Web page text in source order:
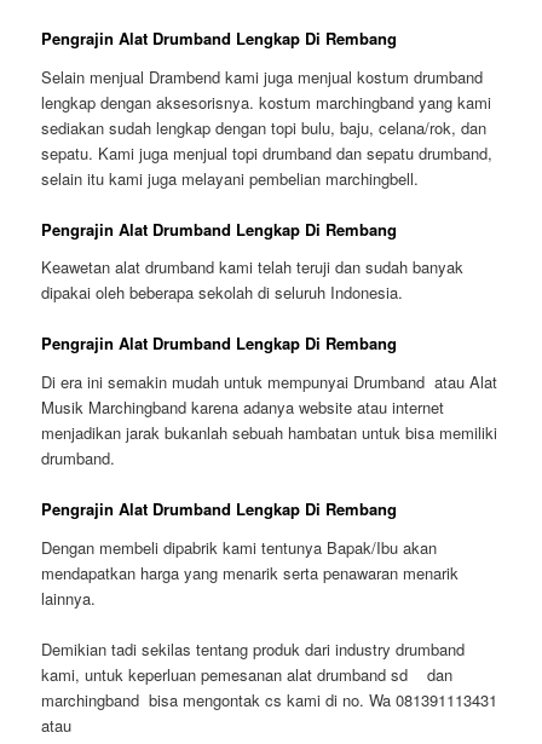
Pengrajin Alat Drumband Lengkap Di Rembang
Selain menjual Drambend kami juga menjual kostum drumband
lengkap dengan aksesorisnya. kostum marchingband yang kami
sediakan sudah lengkap dengan topi bulu, baju, celana/rok, dan
sepatu. Kami juga menjual topi drumband dan sepatu drumband,
selain itu kami juga melayani pembelian marchingbell.
Pengrajin Alat Drumband Lengkap Di Rembang
Keawetan alat drumband kami telah teruji dan sudah banyak
dipakai oleh beberapa sekolah di seluruh Indonesia.
Pengrajin Alat Drumband Lengkap Di Rembang
Di era ini semakin mudah untuk mempunyai Drumband atau Alat
Musik Marchingband karena adanya website atau internet
menjadikan jarak bukanlah sebuah hambatan untuk bisa memiliki
drumband.
Pengrajin Alat Drumband Lengkap Di Rembang
Dengan membeli dipabrik kami tentunya Bapak/Ibu akan
mendapatkan harga yang menarik serta penawaran menarik
lainnya.
Demikian tadi sekilas tentang produk dari industry drumband
kami, untuk keperluan pemesanan alat drumband sd dan
marchingband bisa mengontak cs kami di no. Wa 081391113431
atau